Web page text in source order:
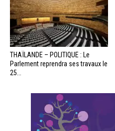
THAÏLANDE – POLITIQUE : Le
Parlement reprendra ses travaux le
25...